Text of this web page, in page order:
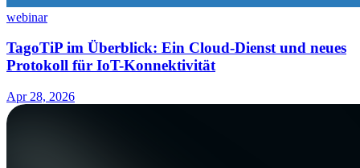
webinar
TagoTiP im Überblick: Ein Cloud-Dienst und neues
Protokoll für IoT-Konnektivität
Apr 28, 2026